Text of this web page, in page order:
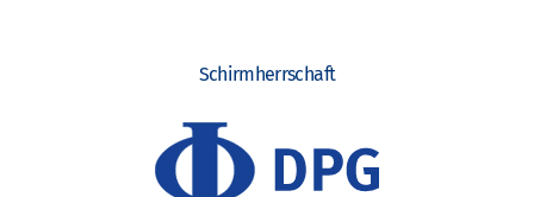
Schirmherrschaft